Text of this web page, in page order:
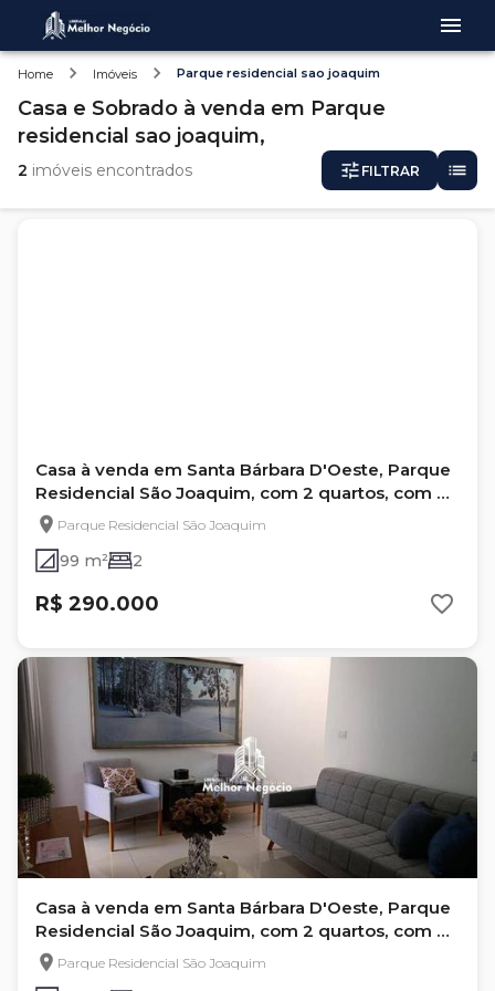
Home Imóveis Parque residencial sao joaquim
Casa e Sobrado à venda em Parque
residencial sao joaquim,
2 imóveis encontrados FILTRAR
Casa à venda em Santa Bárbara D'Oeste, Parque
Residencial São Joaquim, com 2 quartos, com 99
m²Parque Residencial São Joaquim
99 m² 2
R$ 290.000
Casa à venda em Santa Bárbara D'Oeste, Parque
Residencial São Joaquim, com 2 quartos, com 85
m²Parque Residencial São Joaquim